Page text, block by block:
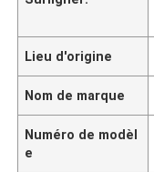
Lieu d'origine
Nom de marque
Numéro de modèl
e